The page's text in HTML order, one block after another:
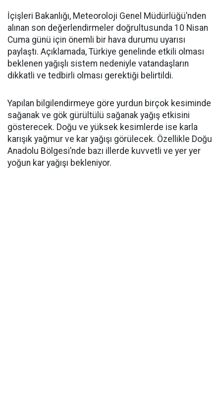
İçişleri Bakanlığı, Meteoroloji Genel Müdürlüğü’nden
alınan son değerlendirmeler doğrultusunda 10 Nisan
Cuma günü için önemli bir hava durumu uyarısı
paylaştı. Açıklamada, Türkiye genelinde etkili olması
beklenen yağışlı sistem nedeniyle vatandaşların
dikkatli ve tedbirli olması gerektiği belirtildi.
Yapılan bilgilendirmeye göre yurdun birçok kesiminde
sağanak ve gök gürültülü sağanak yağış etkisini
gösterecek. Doğu ve yüksek kesimlerde ise karla
karışık yağmur ve kar yağışı görülecek. Özellikle Doğu
Anadolu Bölgesi’nde bazı illerde kuvvetli ve yer yer
yoğun kar yağışı bekleniyor.